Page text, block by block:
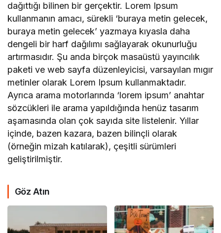
dağıttığı bilinen bir gerçektir. Lorem Ipsum
kullanmanın amacı, sürekli ‘buraya metin gelecek,
buraya metin gelecek’ yazmaya kıyasla daha
dengeli bir harf dağılımı sağlayarak okunurluğu
artırmasıdır. Şu anda birçok masaüstü yayıncılık
paketi ve web sayfa düzenleyicisi, varsayılan mıgır
metinler olarak Lorem Ipsum kullanmaktadır.
Ayrıca arama motorlarında ‘lorem ipsum’ anahtar
sözcükleri ile arama yapıldığında henüz tasarım
aşamasında olan çok sayıda site listelenir. Yıllar
içinde, bazen kazara, bazen bilinçli olarak
(örneğin mizah katılarak), çeşitli sürümleri
geliştirilmiştir.
Göz Atın